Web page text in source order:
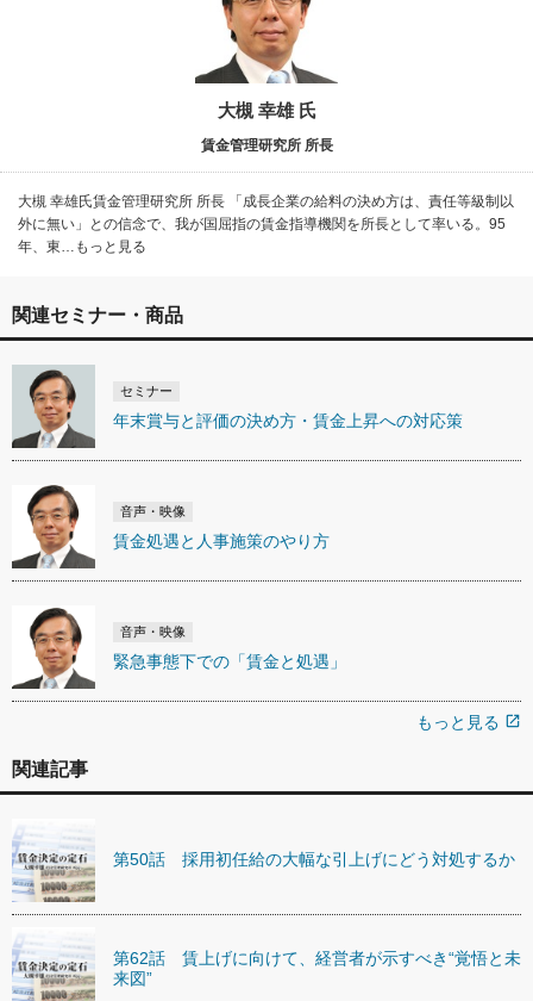
大槻 幸雄 氏
賃金管理研究所 所長
大槻 幸雄氏賃金管理研究所 所長 「成長企業の給料の決め方は、責任等級制以
外に無い」との信念で、我が国屈指の賃金指導機関を所長として率いる。95
年、東…もっと見る
関連セミナー・商品
セミナー
年末賞与と評価の決め方・賃金上昇への対応策
音声・映像
賃金処遇と人事施策のやり方
音声・映像
緊急事態下での「賃金と処遇」
もっと見る open_in_new
関連記事
第50話 採用初任給の大幅な引上げにどう対処するか
第62話 賃上げに向けて、経営者が示すべき“覚悟と未
来図”